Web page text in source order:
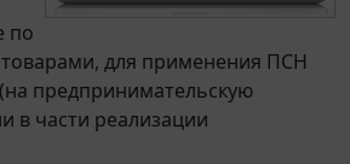
по
для применения ПСН
предпринимательскую
в части реализации